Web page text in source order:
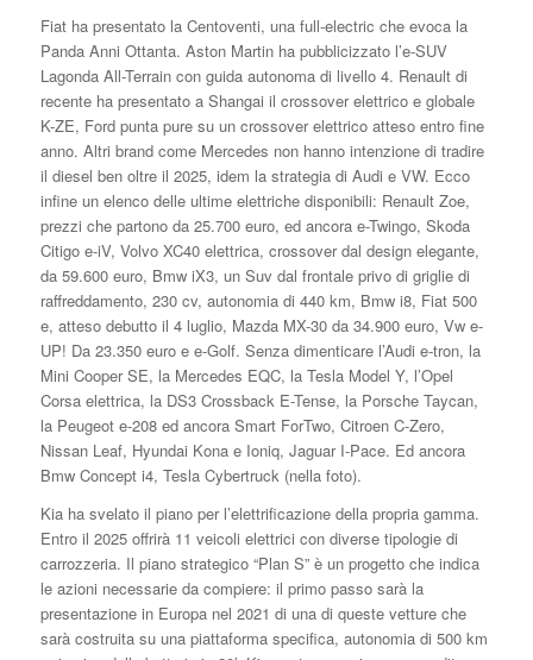
Fiat ha presentato la Centoventi, una full-electric che evoca la
Panda Anni Ottanta. Aston Martin ha pubblicizzato l’e-SUV
Lagonda All-Terrain con guida autonoma di livello 4. Renault di
recente ha presentato a Shangai il crossover elettrico e globale
K-ZE, Ford punta pure su un crossover elettrico atteso entro fine
anno. Altri brand come Mercedes non hanno intenzione di tradire
il diesel ben oltre il 2025, idem la strategia di Audi e VW. Ecco
infine un elenco delle ultime elettriche disponibili: Renault Zoe,
prezzi che partono da 25.700 euro, ed ancora e-Twingo, Skoda
Citigo e-iV, Volvo XC40 elettrica, crossover dal design elegante,
da 59.600 euro, Bmw iX3, un Suv dal frontale privo di griglie di
raffreddamento, 230 cv, autonomia di 440 km, Bmw i8, Fiat 500
e, atteso debutto il 4 luglio, Mazda MX-30 da 34.900 euro, Vw e-
UP! Da 23.350 euro e e-Golf. Senza dimenticare l’Audi e-tron, la
Mini Cooper SE, la Mercedes EQC, la Tesla Model Y, l’Opel
Corsa elettrica, la DS3 Crossback E-Tense, la Porsche Taycan,
la Peugeot e-208 ed ancora Smart ForTwo, Citroen C-Zero,
Nissan Leaf, Hyundai Kona e Ioniq, Jaguar I-Pace. Ed ancora
Bmw Concept i4, Tesla Cybertruck (nella foto).
Kia ha svelato il piano per l’elettrificazione della propria gamma.
Entro il 2025 offrirà 11 veicoli elettrici con diverse tipologie di
carrozzeria. Il piano strategico “Plan S” è un progetto che indica
le azioni necessarie da compiere: il primo passo sarà la
presentazione in Europa nel 2021 di una di queste vetture che
sarà costruita su una piattaforma specifica, autonomia di 500 km